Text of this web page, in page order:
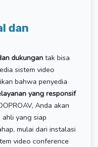
dan
dukungan tak bisa
sistem video
bahwa penyedia
yang responsif
Anda akan
yang siap
mulai dari instalasi
video conference